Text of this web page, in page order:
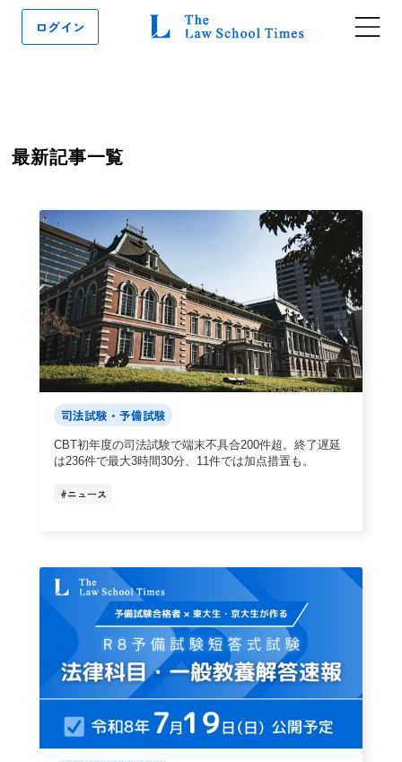
ログイン
最新記事一覧
司法試験・予備試験
CBT初年度の司法試験で端末不具合200件超。終了遅延
は236件で最大3時間30分、11件では加点措置も。
#ニュース